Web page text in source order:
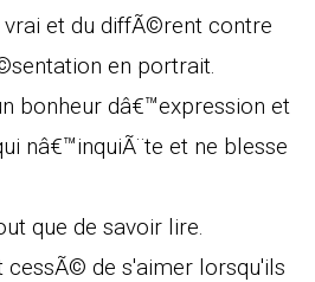
vrai et du diffÃ©rent contre
en portrait.
bonheur dâ€™expression et
nâ€™inquiÃ¨te et ne blesse
que de savoir lire.
cessÃ© de s'aimer lorsqu'ils